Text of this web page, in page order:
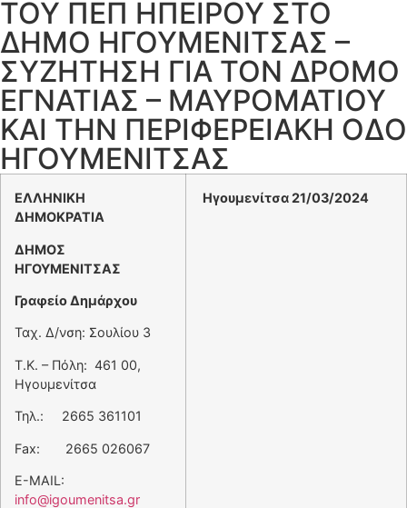
ΤΟΥ ΠΕΠ ΗΠΕΙΡΟΥ ΣΤΟ
ΔΗΜΟ ΗΓΟΥΜΕΝΙΤΣΑΣ –
ΣΥΖΗΤΗΣΗ ΓΙΑ ΤΟΝ ΔΡΟΜΟ
ΕΓΝΑΤΙΑΣ – ΜΑΥΡΟΜΑΤΙΟΥ
ΚΑΙ ΤΗΝ ΠΕΡΙΦΕΡΕΙΑΚΗ ΟΔΟ
ΗΓΟΥΜΕΝΙΤΣΑΣ
ΕΛΛΗΝΙΚΗ
ΔΗΜΟΚΡΑΤΙΑ
ΔΗΜΟΣ
ΗΓΟΥΜΕΝΙΤΣΑΣ
Γραφείο Δημάρχου
Ταχ. Δ/νση: Σουλίου 3
Τ.Κ. – Πόλη: 461 00,
Ηγουμενίτσα
Τηλ.: 2665 361101
Fax: 2665 026067
E-MAIL:
info@igoumenitsa.gr
Ηγουμενίτσα 21/03/2024